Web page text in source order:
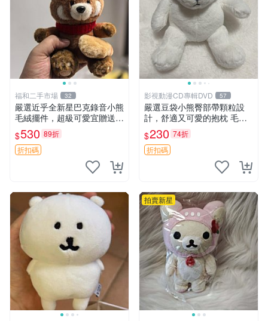
福和二手市場 32
嚴選近乎全新星巴克錄音小熊
毛絨擺件，超級可愛宜贈送掛
飾 錄音小熊 毛絨擺件 贈品
$530 89折
折扣碼
影視動漫CD專輯DVD 57
嚴選豆袋小熊臀部帶顆粒設
計，舒適又可愛的抱枕 毛絨
抱枕、臀部按摩、坐墊
$230 74折
折扣碼
拍賣新星